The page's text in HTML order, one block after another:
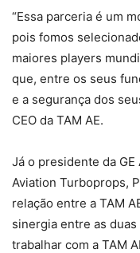
“Essa parceria é um
pois fomos
maiores players
que, entre os seus
e a segurança dos
CEO da TAM AE.
Já o presidente da GE
Aviation Turboprops,
relação entre a TAM
sinergia entre as duas
trabalhar com a TAM